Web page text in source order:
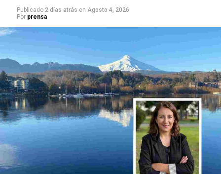
Publicado 2 días atrás en Agosto 4, 2026
Por prensa